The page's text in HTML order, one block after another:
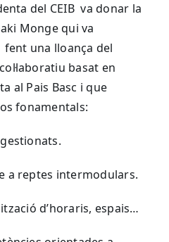
del CEIB va donar la
Mongequi va
una lloança del
basat en
al Pais Basc i que
fonamentals:
a reptes intermodulars.
d’horaris, espais…